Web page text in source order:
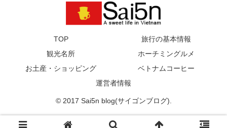
TOP
旅行の基本情報
観光名所
ホーチミングルメ
お土産・ショッピング
ベトナムコーヒー
運営者情報
© 2017 Sai5n blog(サイゴンブログ).